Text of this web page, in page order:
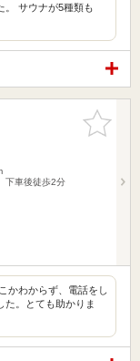
。 サウナが5種類も
お気に入
りに追加
下車後徒歩2分
かわからず、電話をし
た。とても助かりま